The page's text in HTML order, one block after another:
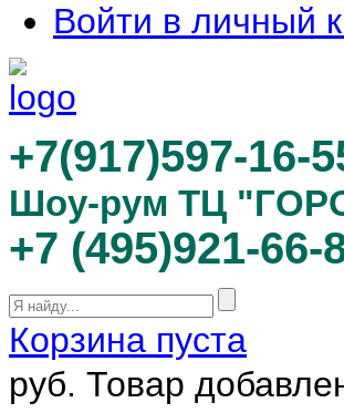
Войти в личный
+7(917)597-16-
Шоу-рум ТЦ
+7 (495)921-66-
Корзина пуста
руб. Товар